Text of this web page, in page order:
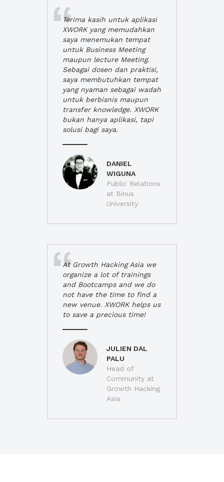
Terima kasih untuk aplikasi
XWORK yang memudahkan
saya menemukan tempat
untuk Business Meeting
maupun lecture Meeting.
Sebagai dosen dan praktisi,
saya membutuhkan tempat
yang nyaman sebagai wadah
untuk berbisnis maupun
transfer knowledge. XWORK
bukan hanya aplikasi, tapi
solusi bagi saya.
DANIEL
WIGUNA
Public Relations
at Binus
University
At Growth Hacking Asia we
organize a lot of trainings
and Bootcamps and we do
not have the time to find a
new venue. XWORK helps us
to save a precious time!
JULIEN DAL
PALU
Head of
Community at
Growth Hacking
Asia